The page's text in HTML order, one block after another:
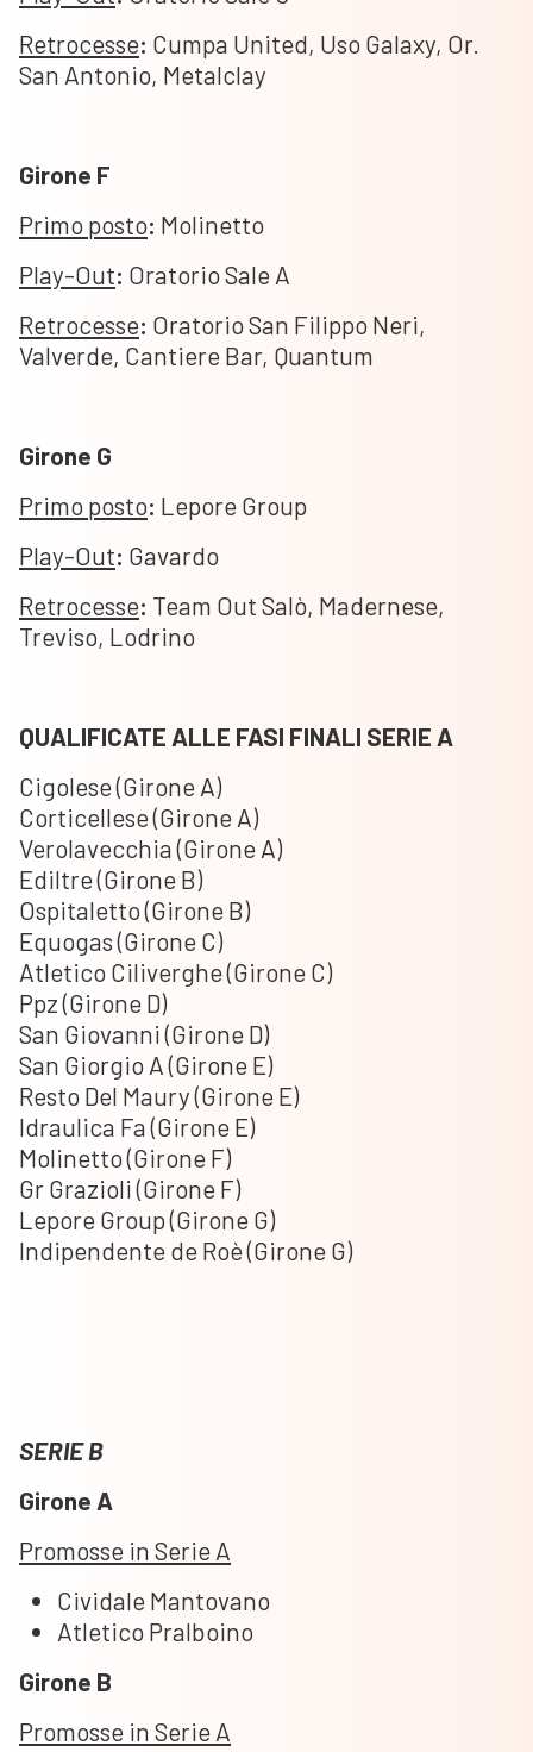
Retrocesse: Cumpa United, Uso Galaxy, Or.
San Antonio, Metalclay
Girone F
Primo posto: Molinetto
Play-Out: Oratorio Sale A
Retrocesse: Oratorio San Filippo Neri,
Valverde, Cantiere Bar, Quantum
Girone G
Primo posto: Lepore Group
Play-Out: Gavardo
Retrocesse: Team Out Salò, Madernese,
Treviso, Lodrino
QUALIFICATE ALLE FASI FINALI SERIE A
Cigolese (Girone A)
Corticellese (Girone A)
Verolavecchia (Girone A)
Ediltre (Girone B)
Ospitaletto (Girone B)
Equogas (Girone C)
Atletico Ciliverghe (Girone C)
Ppz (Girone D)
San Giovanni (Girone D)
San Giorgio A (Girone E)
Resto Del Maury (Girone E)
Idraulica Fa (Girone E)
Molinetto (Girone F)
Gr Grazioli (Girone F)
Lepore Group (Girone G)
Indipendente de Roè (Girone G)
SERIE B
Girone A
Promosse in Serie A
Cividale Mantovano
Atletico Pralboino
Girone B
Promosse in Serie A